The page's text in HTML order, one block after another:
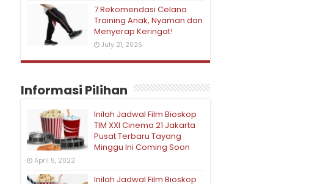
7 Rekomendasi Celana
Training Anak, Nyaman dan
Menyerap Keringat!
July 21, 2026
Informasi Pilihan
Inilah Jadwal Film Bioskop
TIM XXI Cinema 21 Jakarta
Pusat Terbaru Tayang
Minggu Ini Coming Soon
April 5, 2022
Inilah Jadwal Film Bioskop